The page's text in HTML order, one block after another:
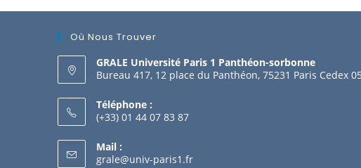
Où Nous Trouver
GRALE Université Paris 1 Panthéon-sorbonne
Bureau 417, 12 place du Panthéon, 75231 Paris Cedex 05
Téléphone :
(+33) 01 44 07 83 87
Mail :
grale@univ-paris1.fr